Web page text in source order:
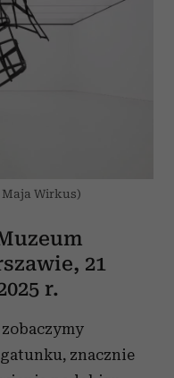
z innymi danymi
podczas
Maja Wirkus)
21
r.
znacznie